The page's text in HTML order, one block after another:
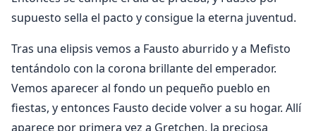
supuesto sella el pacto y consigue la eterna juventud.
Tras una elipsis vemos a Fausto aburrido y a Mefisto
tentándolo con la corona brillante del emperador.
Vemos aparecer al fondo un pequeño pueblo en
fiestas, y entonces Fausto decide volver a su hogar. Allí
aparece por primera vez a Gretchen, la preciosa